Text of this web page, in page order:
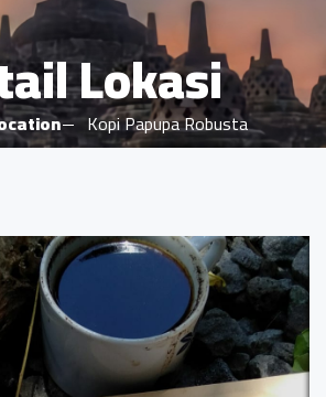
Lokasi
Kopi Papupa Robusta